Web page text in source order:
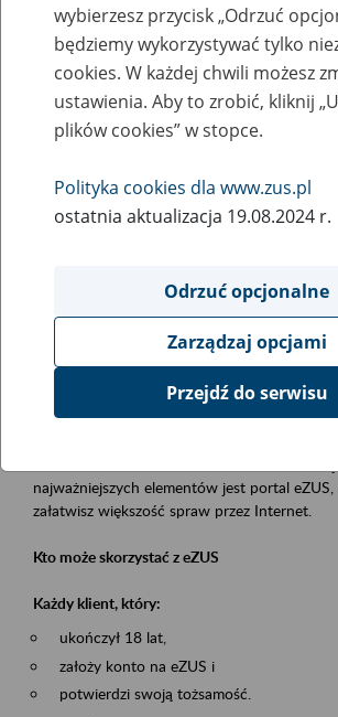
Zaproś ZUS do siebie -
eZUS w siedzibie Twojej
Rodzaj wydarzenia
Szkolenia
Obszar merytoryczny
obsługa klientów
Opis wydarzenia
Platforma Usług Elektronicznych eZUS
najważniejszych elementów jest portal
załatwisz większość spraw przez Internet.
Kto może skorzystać z eZUS
Każdy klient, który:
ukończył 18 lat,
założy konto na eZUS i
potwierdzi swoją tożsamość.
wybierzesz przycisk „Odrzuć
będziemy wykorzystywać tylko
cookies. W każdej chwili możesz
ustawienia. Aby to zrobić, kliknij
plików cookies” w stopce.
Polityka cookies dla www.zus.pl
ostatnia aktualizacja 19.08.2024 r.
Odrzuć opcjonalne
Zarządzaj opcjami
Przejdź do serwisu